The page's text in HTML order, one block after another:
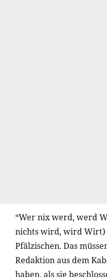
“Wer nix werd, werd
nichts wird, wird Wirt)
Pfälzischen. Das
Redaktion aus dem
haben, als sie